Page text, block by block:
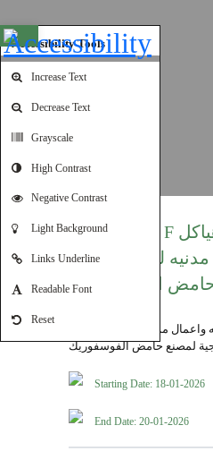
Open toolbar
Accessibility Tools
Increase Text
Decrease Text
Grayscale
High Contrast
Negative Contrast
Light Background
Links Underline
Readable Font
Reset
T2025/64 F تنفيذ اعمال هياكل
لرفع الطاقة
حامض الفوسفوريك
Starting Date: 18-01-2026
End Date: 20-01-2026